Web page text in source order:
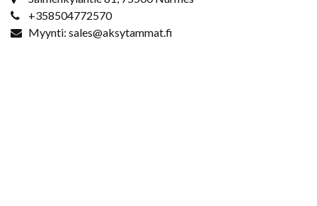
+358504772570
Myynti: sales@aksytammat.fi